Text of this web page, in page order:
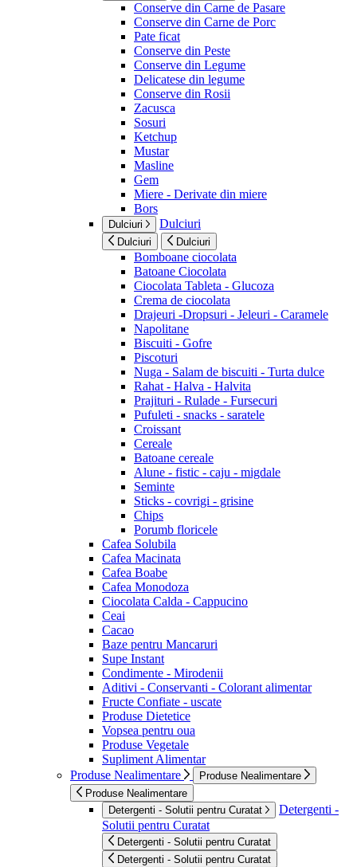
Conserve din Carne de Pasare
Conserve din Carne de Porc
Pate ficat
Conserve din Peste
Conserve din Legume
Delicatese din legume
Conserve din Rosii
Zacusca
Sosuri
Ketchup
Mustar
Masline
Gem
Miere - Derivate din miere
Bors
Dulciuri Dulciuri
Dulciuri Dulciuri
Bomboane ciocolata
Batoane Ciocolata
Ciocolata Tableta - Glucoza
Crema de ciocolata
Drajeuri -Dropsuri - Jeleuri - Caramele
Napolitane
Biscuiti - Gofre
Piscoturi
Nuga - Salam de biscuiti - Turta dulce
Rahat - Halva - Halvita
Prajituri - Rulade - Fursecuri
Pufuleti - snacks - saratele
Croissant
Cereale
Batoane cereale
Alune - fistic - caju - migdale
Seminte
Sticks - covrigi - grisine
Chips
Porumb floricele
Cafea Solubila
Cafea Macinata
Cafea Boabe
Cafea Monodoza
Ciocolata Calda - Cappucino
Ceai
Cacao
Baze pentru Mancaruri
Supe Instant
Condimente - Mirodenii
Aditivi - Conservanti - Colorant alimentar
Fructe Confiate - uscate
Produse Dietetice
Vopsea pentru oua
Produse Vegetale
Supliment Alimentar
Produse Nealimentare
Produse Nealimentare
Produse Nealimentare
Detergenti - Solutii pentru Curatat
Detergenti -
Solutii pentru Curatat
Detergenti - Solutii pentru Curatat
Detergenti - Solutii pentru Curatat